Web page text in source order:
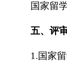
国家留
五、评
1.国家